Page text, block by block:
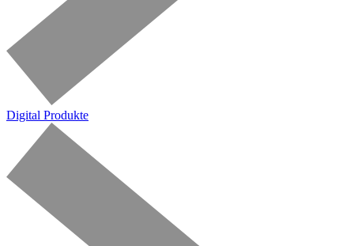
Digital Produkte